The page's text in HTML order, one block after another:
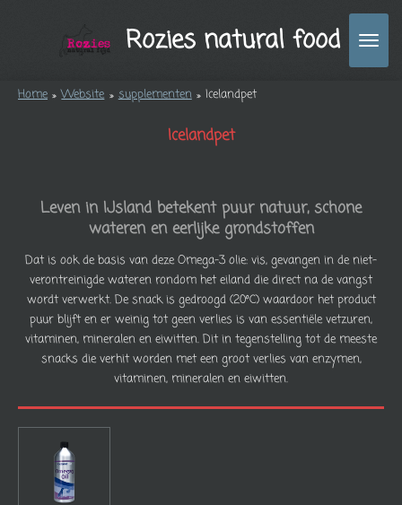
hoofdinhoud
Rozies natural food
Home » Website » supplementen » Icelandpet
Icelandpet
Leven in IJsland betekent puur natuur, schone
wateren en eerlijke grondstoffen
Dat is ook de basis van deze Omega-3 olie: vis, gevangen in de niet-
verontreinigde wateren rondom het eiland die direct na de vangst
wordt verwerkt. De snack is gedroogd (20ºC) waardoor het product
puur blijft en er weinig tot geen verlies is van essentiële vetzuren,
vitaminen, mineralen en eiwitten. Dit in tegenstelling tot de meeste
snacks die verhit worden met een groot verlies van enzymen,
vitaminen, mineralen en eiwitten.